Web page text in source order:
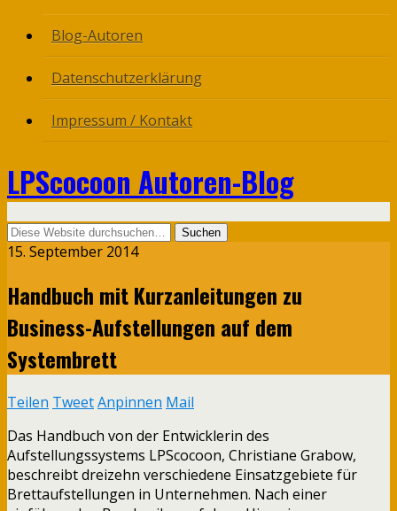
Blog-Autoren
Datenschutzerklärung
Impressum / Kontakt
LPScocoon Autoren-Blog
15. September 2014
Handbuch mit Kurzanleitungen zu
Business-Aufstellungen auf dem
Systembrett
Teilen TweetAnpinnen Mail
Das Handbuch von der Entwicklerin des
Aufstellungssystems LPScocoon, Christiane Grabow,
beschreibt dreizehn verschiedene Einsatzgebiete für
Brettaufstellungen in Unternehmen. Nach einer